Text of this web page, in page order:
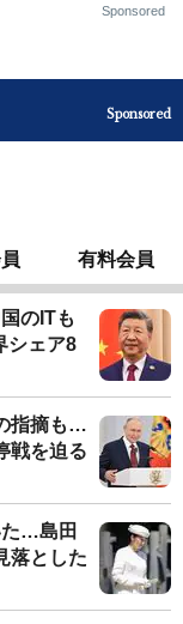
Sponsored
Sponsored
有料会員
のITも
シェア8
指摘も…
戦を迫る
た…島田
落とした